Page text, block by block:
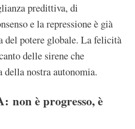
predittiva, di
e la repressione è già
del potere globale. La felicità
delle sirene che
della nostra autonomia.
non è progresso, è